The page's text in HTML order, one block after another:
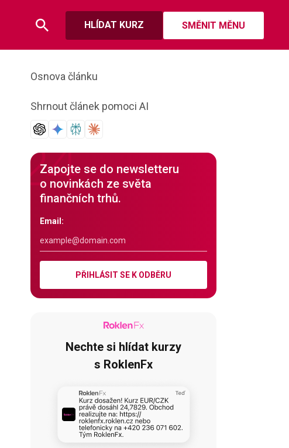
HLÍDAT KURZ SMĚNIT MĚNU
Osnova článku
Shrnout článek pomoci AI
Zapojte se do newsletteru
o novinkách ze světa
finančních trhů.
Email:
PŘIHLÁSIT SE K ODBĚRU
Nechte si hlídat kurzy
s RoklenFx